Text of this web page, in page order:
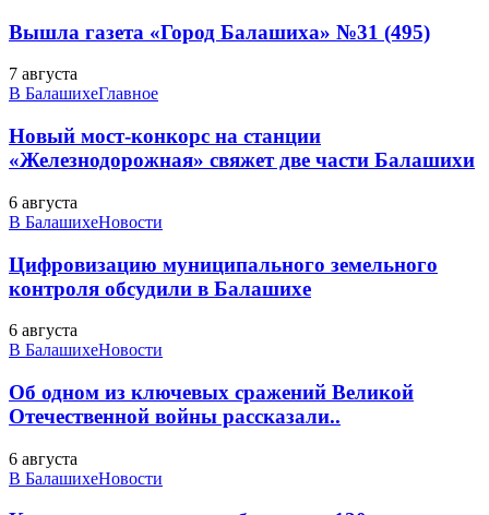
Вышла газета «Город Балашиха» №31 (495)
7 августа
В БалашихеГлавное
Новый мост-конкорс на станции
«Железнодорожная» свяжет две части Балашихи
6 августа
В БалашихеНовости
Цифровизацию муниципального земельного
контроля обсудили в Балашихе
6 августа
В БалашихеНовости
Об одном из ключевых сражений Великой
Отечественной войны рассказали..
6 августа
В БалашихеНовости